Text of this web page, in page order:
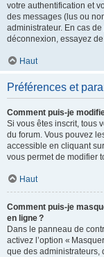
votre authentification et
des messages (lus ou
administrateur. En cas
déconnexion, essayez
Haut
Préférences et
Comment puis-je
Si vous êtes inscrit, tous
du forum. Vous pouvez
accessible en cliquant
vous permet de modifier
Haut
Comment puis-je
en ligne ?
Dans le panneau de
activez l’option «
que des administrateurs,